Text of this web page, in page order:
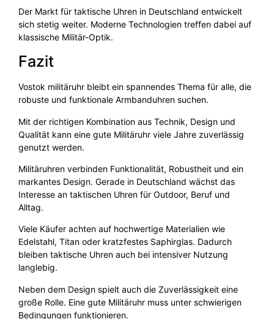
Der Markt für taktische Uhren in Deutschland entwickelt
sich stetig weiter. Moderne Technologien treffen dabei auf
klassische Militär-Optik.
Fazit
Vostok militäruhr bleibt ein spannendes Thema für alle, die
robuste und funktionale Armbanduhren suchen.
Mit der richtigen Kombination aus Technik, Design und
Qualität kann eine gute Militäruhr viele Jahre zuverlässig
genutzt werden.
Militäruhren verbinden Funktionalität, Robustheit und ein
markantes Design. Gerade in Deutschland wächst das
Interesse an taktischen Uhren für Outdoor, Beruf und
Alltag.
Viele Käufer achten auf hochwertige Materialien wie
Edelstahl, Titan oder kratzfestes Saphirglas. Dadurch
bleiben taktische Uhren auch bei intensiver Nutzung
langlebig.
Neben dem Design spielt auch die Zuverlässigkeit eine
große Rolle. Eine gute Militäruhr muss unter schwierigen
Bedingungen funktionieren.